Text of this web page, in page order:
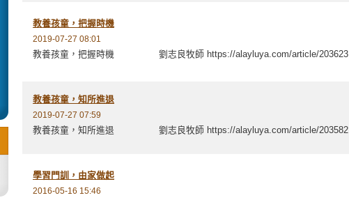
教養孩童，把握時機
2019-07-27 08:01
教養孩童，把握時機 劉志良牧師 https://alayluya.com/article/203623
教養孩童，知所進退
2019-07-27 07:59
教養孩童，知所進退 劉志良牧師 https://alayluya.com/article/203582
學習門訓，由家做起
2016-05-16 15:46